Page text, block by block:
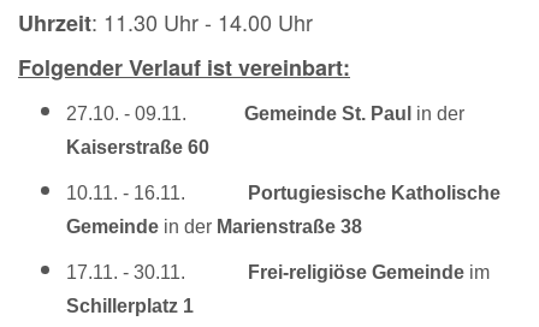
Uhrzeit: 11.30 Uhr - 14.00 Uhr
Folgender Verlauf ist vereinbart:
27.10. - 09.11. Gemeinde St. Paul in der
Kaiserstraße 60
10.11. - 16.11.
Portugiesische Katholische
Gemeinde in der Marienstraße 38
17.11. - 30.11. Frei-religiöse Gemeinde im
Schillerplatz 1